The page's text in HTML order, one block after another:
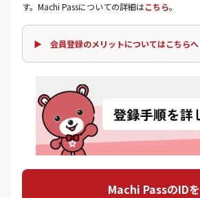
す。Machi Passについての詳細はこちら。
▶ 会員登録のメリットについてはこちらへ
Machi PassのIDを